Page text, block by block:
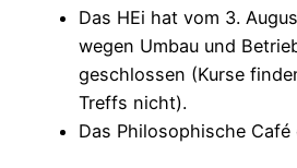
Das HEi hat vom 3.
wegen Umbau und
geschlossen (Kurse
Treffs nicht).
Das Philosophische